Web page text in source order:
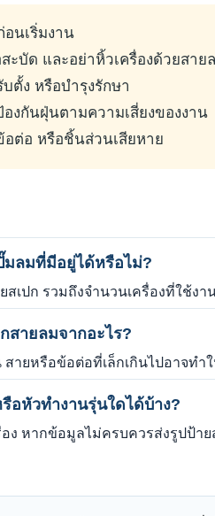
นเริ่มงาน
บัด และอย่าหิ้วเครื่องด้วยสาย
ตั้ง หรือบำรุงรักษา
งกันฝุ่นตามความเสี่ยงของงาน
อต่อ หรือชิ้นส่วนเสียหาย
มลมที่มีอยู่ได้หรือไม่?
เปก รวมถึงจำนวนเครื่องที่ใช้ง
สายลมจากอะไร?
ายหรือข้อต่อที่เล็กเกินไปอาจทำ
อหัวทำงานรุ่นใดได้บ้าง?
ง หากข้อมูลไม่ครบควรส่งรูปป้า